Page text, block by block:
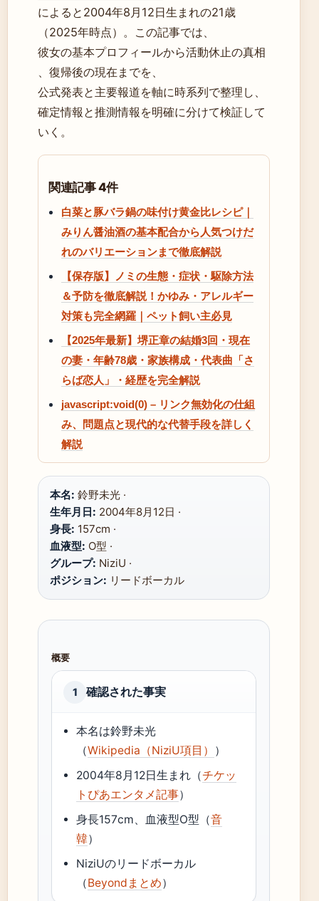
によると2004年8月12日生まれの21歳
（2025年時点）。この記事では、
彼女の基本プロフィールから活動休止の真相
、復帰後の現在までを、
公式発表と主要報道を軸に時系列で整理し、
確定情報と推測情報を明確に分けて検証して
いく。
関連記事 4件
白菜と豚バラ鍋の味付け黄金比レシピ｜
みりん醤油酒の基本配合から人気つけだ
れのバリエーションまで徹底解説
【保存版】ノミの生態・症状・駆除方法
＆予防を徹底解説！かゆみ・アレルギー
対策も完全網羅｜ペット飼い主必見
【2025年最新】堺正章の結婚3回・現在
の妻・年齢78歳・家族構成・代表曲「さ
らば恋人」・経歴を完全解説
javascript:void(0) – リンク無効化の仕組
み、問題点と現代的な代替手段を詳しく
解説
本名: 鈴野未光 ·
生年月日: 2004年8月12日 ·
身長: 157cm ·
血液型: O型 ·
グループ: NiziU ·
ポジション: リードボーカル
概要
1 確認された事実
本名は鈴野未光
（Wikipedia（NiziU項目） ）
2004年8月12日生まれ（チケッ
トぴあエンタメ記事）
身長157cm、血液型O型（音
韓）
NiziUのリードボーカル
（Beyondまとめ）